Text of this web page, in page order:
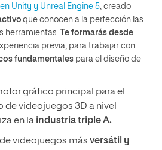
Unity y Unreal Engine 5, creado
que conocen a la perfección las
herramientas.
Te formarás desde
previa, para trabajar con
fundamentales para el diseño de
gráfico principal para el
de videojuegos 3D a nivel
en la industria triple A.
videojuegos más versátil y